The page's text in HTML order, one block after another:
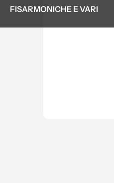
FISARMONICHE E VARI